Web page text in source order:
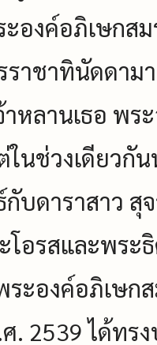
องค์อภิเษกสม
ราชาทินัดดา
หลานเธอ พร
นช่วงเดียวกั
บดาราสาว สุ
โอรสและพระ
ะองค์อภิเษ
. 2539 ได้ทร